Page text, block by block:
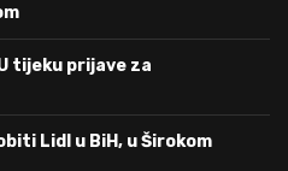
tijeku prijave za
Lidl u BiH, u Širokom